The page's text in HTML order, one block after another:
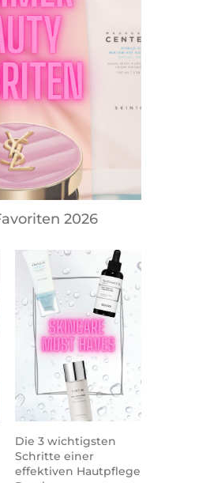
2026
Die 3 wichtigsten
Schritte einer
effektiven Hautpflege